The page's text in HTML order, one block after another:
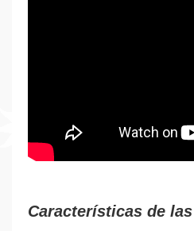
Características de